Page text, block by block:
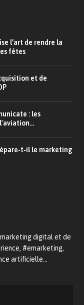
l’art de rendre la
fêtes
et de
: les
t-il le marketing
digital et de
#emarketing,
artificielle…